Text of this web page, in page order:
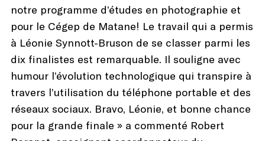
notre programme d’études en photographie et
pour le Cégep de Matane! Le travail qui a permis
à Léonie Synnott-Bruson de se classer parmi les
dix finalistes est remarquable. Il souligne avec
humour l’évolution technologique qui transpire à
travers l’utilisation du téléphone portable et des
réseaux sociaux. Bravo, Léonie, et bonne chance
pour la grande finale » a commenté Robert